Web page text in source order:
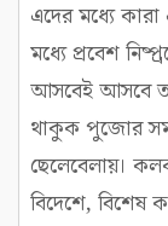
এদের মধ্যে
মধ্যে প্রবেশ
আসবেই আসবে
থাকুক পুজোর
ছেলেবেলায়।
বিদেশে, বিশেষ